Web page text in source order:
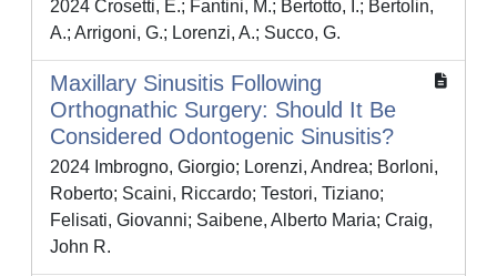
2024 Crosetti, E.; Fantini, M.; Bertotto, I.; Bertolin,
A.; Arrigoni, G.; Lorenzi, A.; Succo, G.
Maxillary Sinusitis Following
Orthognathic Surgery: Should It Be
Considered Odontogenic Sinusitis?
2024 Imbrogno, Giorgio; Lorenzi, Andrea; Borloni,
Roberto; Scaini, Riccardo; Testori, Tiziano;
Felisati, Giovanni; Saibene, Alberto Maria; Craig,
John R.